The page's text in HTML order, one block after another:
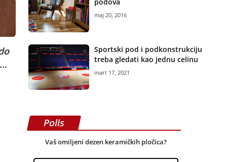
maj 20, 2016
Sportski pod i podkonstrukciju
treba gledati kao jednu celinu
mart 17, 2021
Polls
Vaš omiljeni dezen keramičkih pločica?